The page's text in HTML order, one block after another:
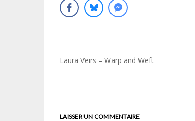
Navigation
Laura Veirs – Warp and Weft
LAISSER UN COMMENTAIRE